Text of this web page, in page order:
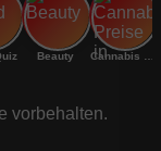
Beauty Cannabis Preise in
vorbehalten.